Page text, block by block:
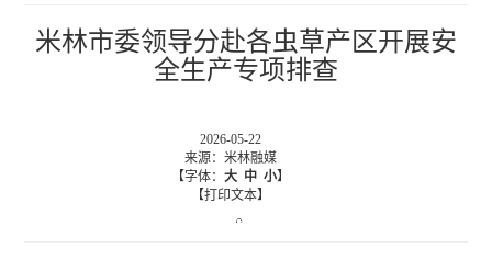
米林市委领导分赴各虫草产区开展安
全生产专项排查
2026-05-22
来源：米林融媒
【字体： 大 中 小】
【打印文本】